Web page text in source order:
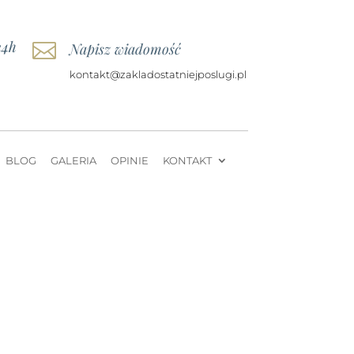
 Napisz wiadomość
kontakt@zakladostatniejposlugi.pl
BLOG GALERIA OPINIE KONTAKT